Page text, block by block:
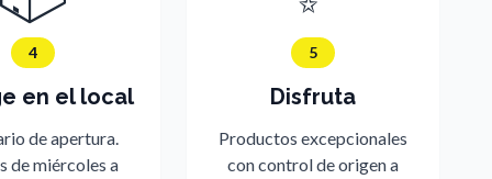
4
en el local
de apertura.
de miércoles a
5
Disfruta
Productos excepcionales
con control de origen a